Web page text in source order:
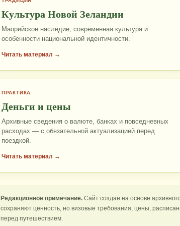
Культура Новой Зеландии
Маорийское наследие, современная культура и
особенности национальной идентичности.
Читать материал →
ПРАКТИКА
Деньги и цены
Архивные сведения о валюте, банках и повседневных
расходах — с обязательной актуализацией перед
поездкой.
Читать материал →
Редакционное примечание.Сайт создан на основе
сохраняют ценность, но визовые требования, цены,
перед путешествием.